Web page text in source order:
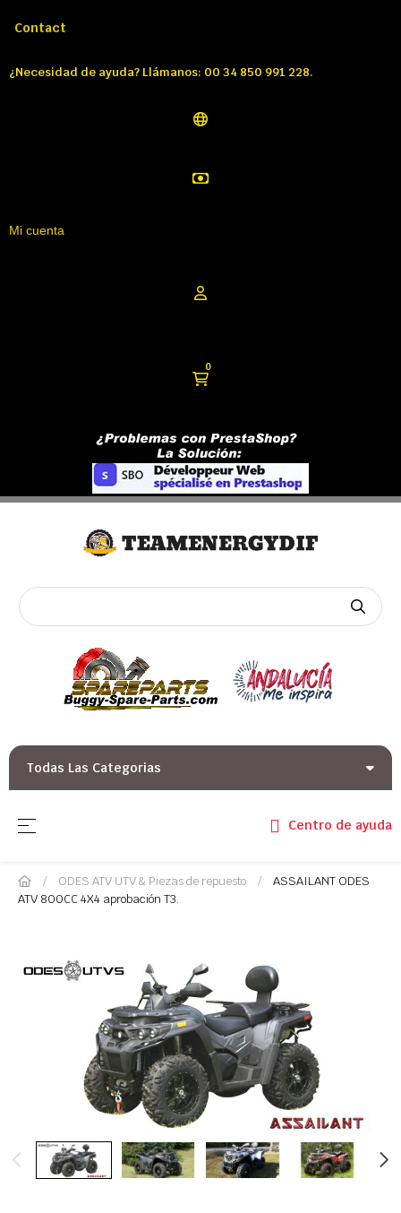
Contact
¿Necesidad de ayuda? Llámanos: 00 34 850 991 228.
Mi cuenta
0
Todas Las Categorias
Navegación de palanca
☰ Centro de ayuda
ODES ATV UTV & Piezas de repuesto
ASSAILANT ODES
ATV 800CC 4X4 aprobación T3.